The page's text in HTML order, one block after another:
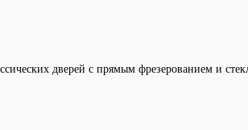
дверей с прямым фрезерованием и